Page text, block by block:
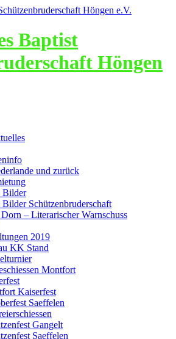
Baptist
Höngen
und zurück
Bilder
Schützenbruderschaft
– Literarischer Warnschuss
2019
KK Stand
Montfort
Kaiserfest
Saeffelen
Gangelt
Saeffelen